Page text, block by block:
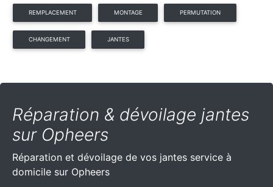
REMPLACEMENT MONTAGE PERMUTATION
CHANGEMENT JANTES
Réparation & dévoilage jantes
sur Opheers
Réparation et dévoilage de vos jantes service à
domicile sur Opheers